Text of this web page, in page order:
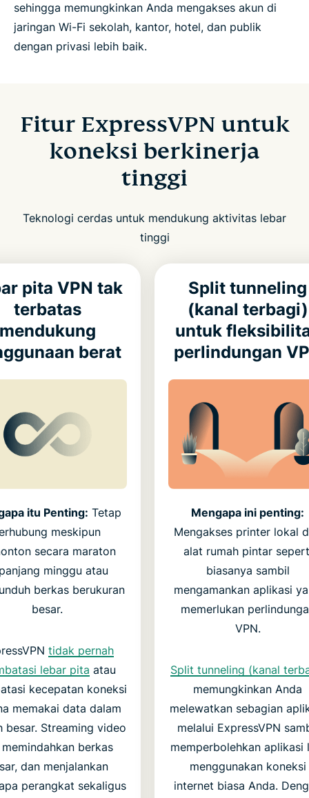
sehingga memungkinkan Anda mengakses akun di
jaringan Wi-Fi sekolah, kantor, hotel, dan publik
dengan privasi lebih baik.
Fitur ExpressVPN untuk
koneksi berkinerja
tinggi
Teknologi cerdas untuk mendukung aktivitas lebar
tinggi
pita VPN tak
terbatas
mendukung
berat
itu Penting: Tetap
meskipun
secara maraton
minggu atau
berkas berukuran
besar.
tidak pernah
lebar pita atau
kecepatan koneksi
memakai data dalam
besar. Streaming video
memindahkan berkas
dan menjalankan
perangkat sekaligus
Split tunneling
(kanal terbagi)
untuk
perlindungan
Mengapa ini penting:
Mengakses printer lokal
alat rumah pintar
biasanya sambil
mengamankan aplikasi
memerlukan
VPN.
Split tunneling (kanal
memungkinkan Anda
melewatkan sebagian
melalui ExpressVPN
memperbolehkan aplikasi
menggunakan koneksi
internet biasa Anda.